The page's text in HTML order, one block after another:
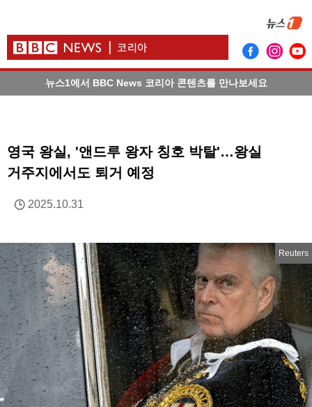
뉴스1에서 BBC News 코리아 콘텐츠를 만나보세요
영국 왕실, '앤드루 왕자 칭호 박탈'…왕실
거주지에서도 퇴거 예정
2025.10.31
Reuters